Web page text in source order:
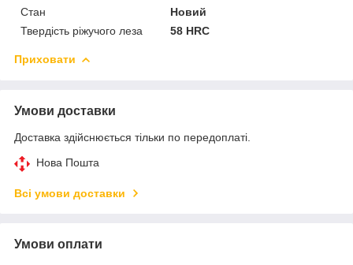
Стан
Новий
Твердість ріжучого леза
58 HRC
Приховати
Умови доставки
Доставка здійснюється тільки по передоплаті.
Нова Пошта
Всі умови доставки
Умови оплати